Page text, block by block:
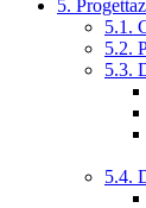
5.
5.1.
5.2.
5.3.
5.4.